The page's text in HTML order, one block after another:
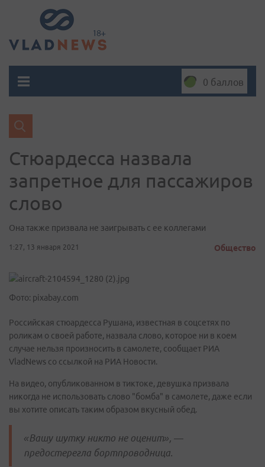
0 баллов
Стюардесса назвала
запретное для пассажиров
слово
Она также призвала не заигрывать с ее коллегами
1:27, 13 января 2021 Общество
Фото: pixabay.com
Российская стюардесса Рушана, известная в соцсетях по
роликам о своей работе, назвала слово, которое ни в коем
случае нельзя произносить в самолете, сообщает РИА
VladNews со ссылкой на РИА Новости.
На видео, опубликованном в тиктоке, девушка призвала
никогда не использовать слово "бомба" в самолете, даже если
вы хотите описать таким образом вкусный обед.
«Вашу шутку никто не оценит», —
предостерегла бортпроводница.